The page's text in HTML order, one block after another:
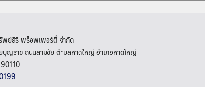
พย์สิริ พร็อพเพอร์ตี้ จำกัด
บุญราช ถนนสามชัย ตำบลหาดใหญ่ อำเภอหาดใหญ่